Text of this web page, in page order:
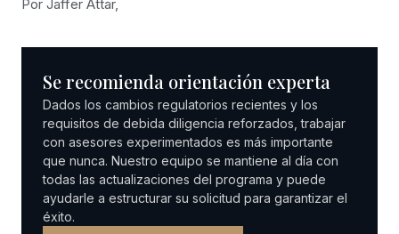
Por Jaffer Attar,
Se recomienda orientación experta
Dados los cambios regulatorios recientes y los
requisitos de debida diligencia reforzados, trabajar
con asesores experimentados es más importante
que nunca. Nuestro equipo se mantiene al día con
todas las actualizaciones del programa y puede
ayudarle a estructurar su solicitud para garantizar el
éxito.